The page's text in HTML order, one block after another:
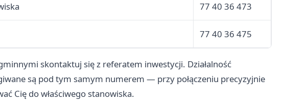
77 40 36 473
77 40 36 475
skontaktuj się z referatem inwestycji. Działalność
są pod tym samym numerem — przy połączeniu precyzyjnie
Cię do właściwego stanowiska.